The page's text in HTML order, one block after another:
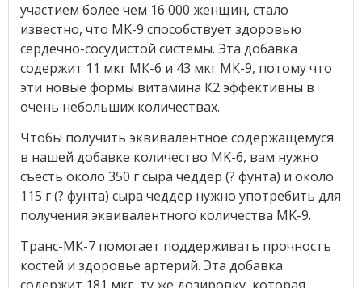
участием более чем 16 000 женщин, стало
известно, что MK-9 способствует здоровью
сердечно-сосудистой системы. Эта добавка
содержит 11 мкг МК-6 и 43 мкг МК-9, потому что
эти новые формы витамина К2 эффективны в
очень небольших количествах.
Чтобы получить эквивалентное содержащемуся
в нашей добавке количество MK-6, вам нужно
съесть около 350 г сыра чеддер (? фунта) и около
115 г (? фунта) сыра чеддер нужно употребить для
получения эквивалентного количества MK-9.
Транс-МК-7 помогает поддерживать прочность
костей и здоровье артерий. Эта добавка